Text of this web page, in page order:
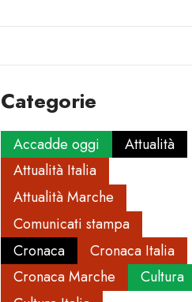
Categorie
Accadde oggi
Attualità
Attualità Italia
Attualità Marche
Comunicati stampa
Cronaca
Cronaca Italia
Cronaca Marche
Cultura